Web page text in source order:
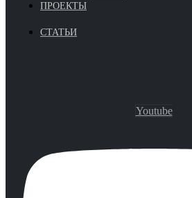
ПРОЕКТЫ
СТАТЬИ
Youtube